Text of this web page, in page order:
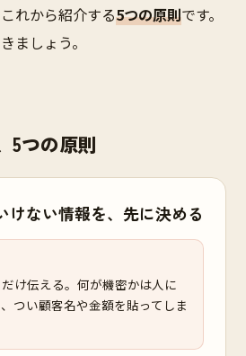
れから紹介する5つの原則です。
ましょう。
5つの原則
けない情報を、先に決める
だけ伝える。何が機密かは人に
つい顧客名や金額を貼ってしま